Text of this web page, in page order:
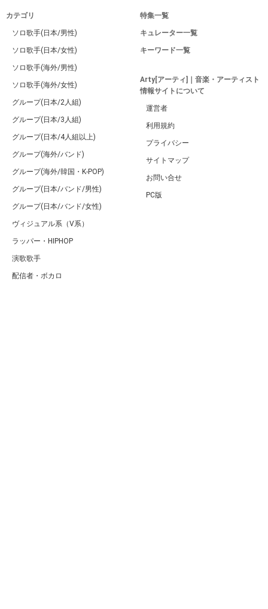
カテゴリ
ソロ歌手(日本/男性)
ソロ歌手(日本/女性)
ソロ歌手(海外/男性)
ソロ歌手(海外/女性)
グループ(日本/2人組)
グループ(日本/3人組)
グループ(日本/4人組以上)
グループ(海外/バンド)
グループ(海外/韓国・K-POP)
グループ(日本/バンド/男性)
グループ(日本/バンド/女性)
ヴィジュアル系（V系）
ラッパー・HIPHOP
演歌歌手
配信者・ボカロ
特集一覧
キュレーター一覧
キーワード一覧
Arty[アーティ]｜音楽・アーティスト
情報サイトについて
運営者
利用規約
プライバシー
サイトマップ
お問い合せ
PC版